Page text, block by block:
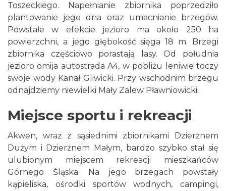
Toszeckiego. Napełnianie zbiornika poprzedziło
plantowanie jego dna oraz umacnianie brzegów.
Powstałe w efekcie jezioro ma około 250 ha
powierzchni, a jego głębokość sięga 18 m. Brzegi
zbiornika częściowo porastają lasy. Od południa
jezioro omija autostrada A4, w pobliżu leniwie toczy
swoje wody Kanał Gliwicki. Przy wschodnim brzegu
odnajdziemy niewielki Mały Zalew Pławniowicki.
Miejsce sportu i rekreacji
Akwen, wraz z sąsiednimi zbiornikami Dzierżnem
Dużym i Dzierżnem Małym, bardzo szybko stał się
ulubionym miejscem rekreacji mieszkańców
Górnego Śląska. Na jego brzegach powstały
kąpieliska, ośrodki sportów wodnych, campingi,